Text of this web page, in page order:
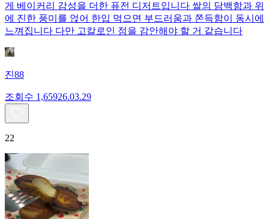
게 베이커리 감성을 더한 퓨전 디저트입니다 쌀의 담백함과 위
에 진한 풍미를 얹어 한입 먹으면 부드러움과 쫀득함이 동시에
느껴집니다 다만 고칼로인 점을 감안해야 할 거 같습니다
진88
조회수 1,65926.03.29
22